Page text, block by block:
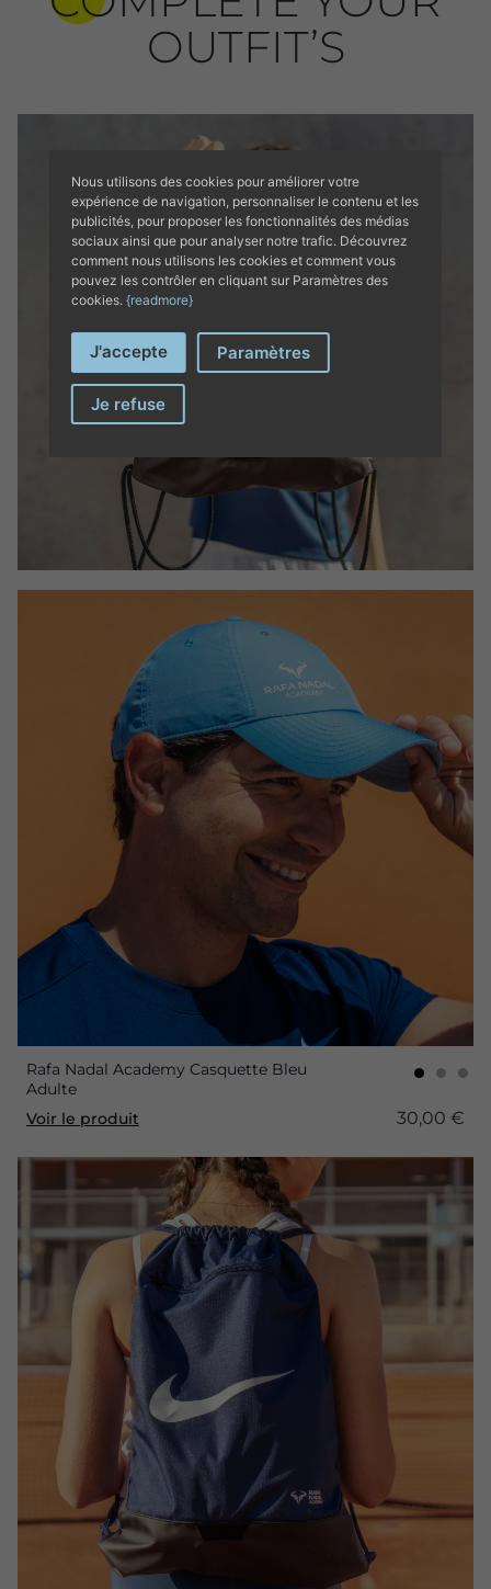
OUTFIT’S
Rafa Nadal Academy Casquette Bleu
Adulte
Voir le produit
30,00 €
Nous utilisons des cookies pour améliorer votre
expérience de navigation, personnaliser le contenu et les
publicités, pour proposer les fonctionnalités des médias
sociaux ainsi que pour analyser notre trafic. Découvrez
comment nous utilisons les cookies et comment vous
pouvez les contrôler en cliquant sur Paramètres des
cookies. {readmore}
J'accepte Paramètres
Je refuse